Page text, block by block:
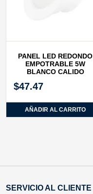
PANEL LED REDONDO
EMPOTRABLE 5W
BLANCO CALIDO
$47.47
AÑADIR AL CARRITO
SERVICIO AL CLIENTE